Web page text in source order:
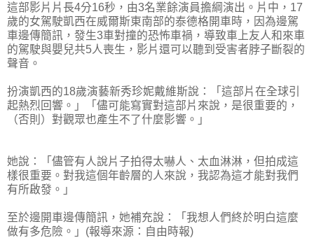
這部影片片長4分16秒，由3名業餘演員擔綱演出。片中，17
歲的女駕駛凱西在威爾斯東南部的泰德格開車時，因為邊駕
車邊傳簡訊，發生3車對撞的恐怖車禍，導致車上友人和來車
的駕駛與嬰兒共5人喪生，影片還可以聽到受害者脖子斷裂的
聲音。
扮演凱西的18歲演藝新秀珍妮戴維斯說：「這部片在全球引
起熱烈回響。」「儘可能寫實對這部片來說，是很重要的，
（否則）對觀眾也產生不了什麼影響。」
她說：「儘管有人說片子拍得太嚇人、太血淋淋，但拍成這
樣很重要。對我這個年齡層的人來說，我認為這才能對我們
有所啟發。」
至於邊開車邊傳簡訊，她補充說：「我想人們終於明白這麼
做有多危險。」(報導來源：自由時報)